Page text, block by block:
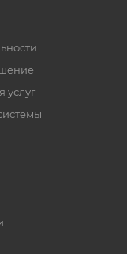
услуг